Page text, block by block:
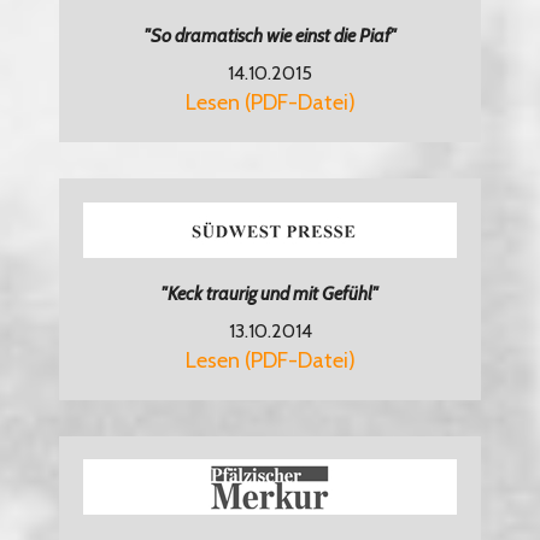
"So dramatisch wie einst die Piaf"
14.10.2015
Lesen (PDF-Datei)
"Keck traurig und mit Gefühl"
13.10.2014
Lesen (PDF-Datei)